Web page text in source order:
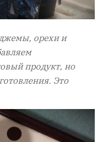
орехи и
продукт, но
Это